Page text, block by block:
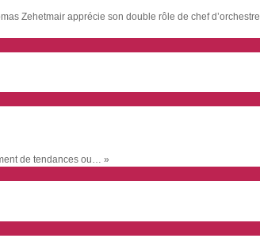
Zehetmair apprécie son double rôle de chef d’orchestre,
de tendances ou… »